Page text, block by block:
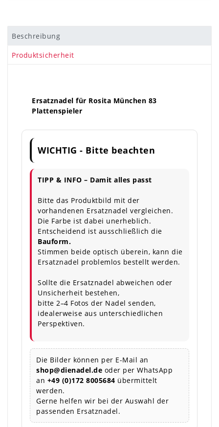
Beschreibung
Produktsicherheit
Ersatznadel für Rosita München 83
Plattenspieler
WICHTIG - Bitte beachten
TIPP & INFO – Damit alles passt
Bitte das Produktbild mit der
vorhandenen Ersatznadel vergleichen.
Die Farbe ist dabei unerheblich.
Entscheidend ist ausschließlich die
Bauform.
Stimmen beide optisch überein, kann die
Ersatznadel problemlos bestellt werden.
Sollte die Ersatznadel abweichen oder
Unsicherheit bestehen,
bitte 2–4 Fotos der Nadel senden,
idealerweise aus unterschiedlichen
Perspektiven.
Die Bilder können per E-Mail an
shop@dienadel.de oder per WhatsApp
an +49 (0)172 8005684 übermittelt
werden.
Gerne helfen wir bei der Auswahl der
passenden Ersatznadel.